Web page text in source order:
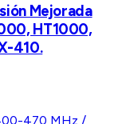
Mejorada
HT1000,
410.